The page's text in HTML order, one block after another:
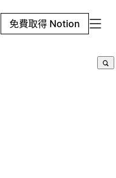
免費取得 Notion